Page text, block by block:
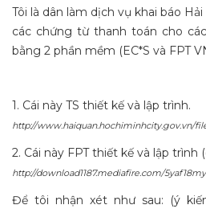
Tôi là dân làm dịch vụ khai báo
các chứng từ thanh toán cho
bằng 2 phần mềm (EC*S và FPT
1. Cái này TS thiết kế và lập trình.
http://www.haiquan.hochiminhcity.gov.vn/
2. Cái này FPT thiết kế và lập
http://download1187.mediafire.com/
Để tôi nhận xét như sau: (ý